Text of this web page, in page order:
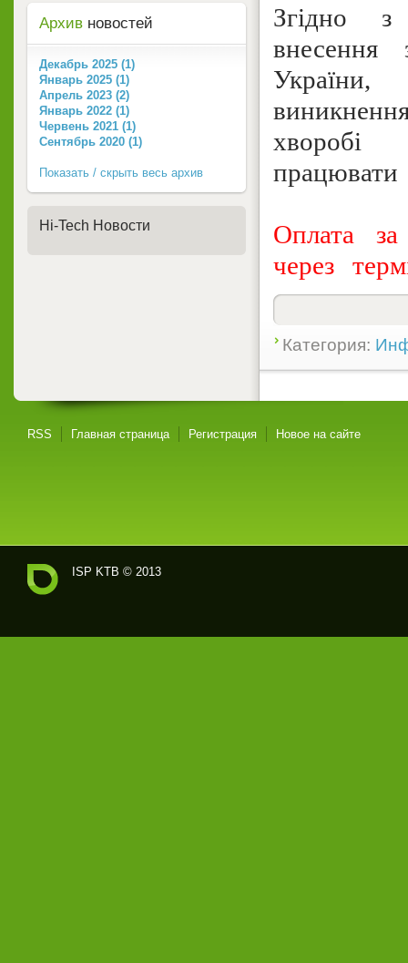
Згідно
внесення
Оплата
через
Категория:
Архив новостей
Декабрь 2025 (1)
Январь 2025 (1)
Апрель 2023 (2)
Январь 2022 (1)
Червень 2021 (1)
Сентябрь 2020 (1)
Показать / скрыть весь архив
Hi-Tech Новости
RSS Главная страница Регистрация Новое на сайте
ISP KTB © 2013